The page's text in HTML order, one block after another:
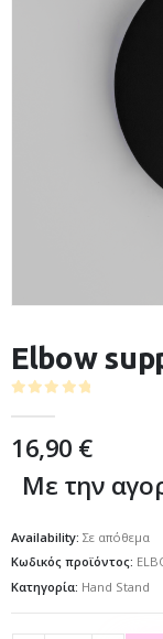
Elbow
16,90 €
Με την
Availability: Σε απόθεμα
Κωδικός προϊόντος:
Κατηγορία: Hand Stand